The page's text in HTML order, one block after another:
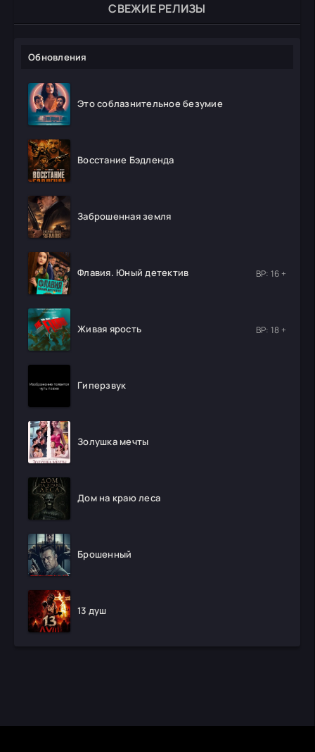
СВЕЖИЕ РЕЛИЗЫ
Обновления
Это соблазнительное безумие
Восстание Бэдленда
Заброшенная земля
Флавия. Юный детектив ВР: 16 +
Живая ярость ВР: 18 +
Гиперзвук
Золушка мечты
Дом на краю леса
Брошенный
13 душ